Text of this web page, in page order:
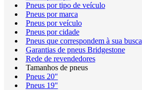
Pneus por tipo de veículo
Pneus por marca
Pneus por veículo
Pneus por cidade
Pneus que correspondem à sua busca
Garantias de pneus Bridgestone
Rede de revendedores
Tamanhos de pneus
Pneus 20"
Pneus 19"